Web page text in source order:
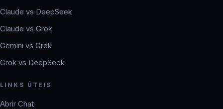
Claude vs DeepSeek
Claude vs Grok
Gemini vs Grok
Grok vs DeepSeek
LINKS ÚTEIS
Abrir Chat